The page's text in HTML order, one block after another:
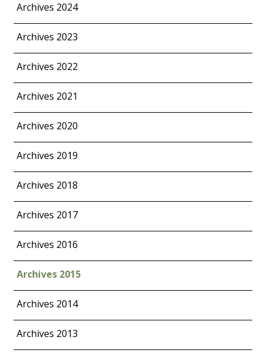
Archives 2024
Archives 2023
Archives 2022
Archives 2021
Archives 2020
Archives 2019
Archives 2018
Archives 2017
Archives 2016
Archives 2015
Archives 2014
Archives 2013